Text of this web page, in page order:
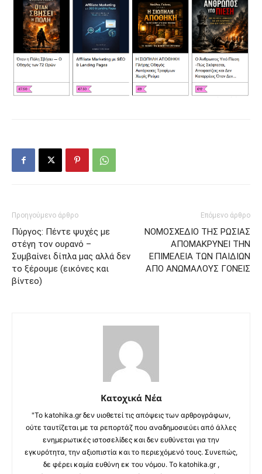
Προηγούμενο άρθρο
Πύργος: Πέντε ψυχές με
στέγη τον ουρανό –
Συμβαίνει δίπλα μας αλλά δεν
το ξέρουμε (εικόνες και
βίντεο)
Επόμενο άρθρο
ΝΟΜΟΣΧΕΔΙΟ ΤΗΣ ΡΩΣΙΑΣ
ΑΠΟΜΑΚΡΥΝΕΙ ΤΗΝ
ΕΠΙΜΕΛΕΙΑ ΤΩΝ ΠΑΙΔΙΩΝ
ΑΠΟ ΑΝΩΜΑΛΟΥΣ ΓΟΝΕΙΣ
Κατοχικά Νέα
"Το katohika.gr δεν υιοθετεί τις απόψεις των αρθρογράφων,
ούτε ταυτίζεται με τα ρεπορτάζ που αναδημοσιεύει από άλλες
ενημερωτικές ιστοσελίδες και δεν ευθύνεται για την
εγκυρότητα, την αξιοπιστία και το περιεχόμενό τους. Συνεπώς,
δε φέρει καμία ευθύνη εκ του νόμου. Το katohika.gr ,